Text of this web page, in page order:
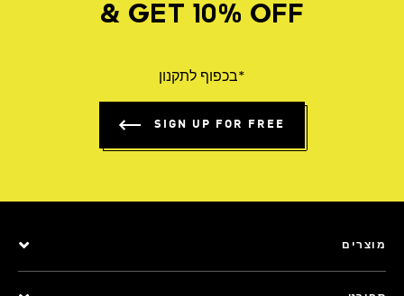
& GET 10% OFF
*בכפוף לתקנון
SIGN UP FOR FREE
מוצרים